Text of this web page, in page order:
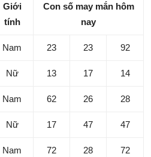
Giới
tính
Con số may mắn hôm
nay
Nam 23 23 92
Nữ 13 17 14
Nam 62 26 28
Nữ 17 47 47
Nam 72 28 72